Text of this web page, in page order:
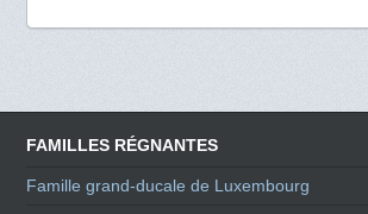
FAMILLES RÉGNANTES
Famille grand-ducale de Luxembourg